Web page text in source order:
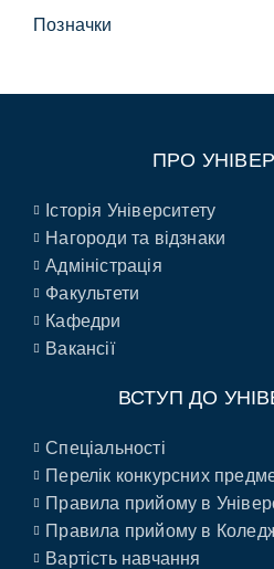
Позначки
ПРО
Історія Університету
Нагороди та відзнаки
Адміністрація
Факультети
Кафедри
Вакансії
ВСТУП ДО
Спеціальності
Перелік конкурсних
Правила прийому в
Правила прийому в
Вартість навчання